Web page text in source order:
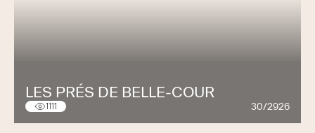
LES PRÉS DE BELLE-COUR
1111 30/2926